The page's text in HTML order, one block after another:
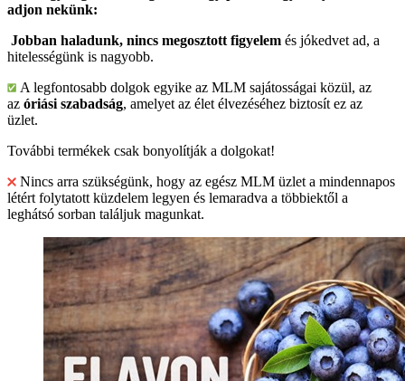
adjon nekünk:
Jobban haladunk, nincs megosztott figyelem és jókedvet ad, a
hitelességünk is nagyobb.
A legfontosabb dolgok egyike az MLM sajátosságai közül, az
az óriási szabadság, amelyet az élet élvezéséhez biztosít ez az
üzlet.
További termékek csak bonyolítják a dolgokat!
Nincs arra szükségünk, hogy az egész MLM üzlet a mindennapos
létért folytatott küzdelem legyen és lemaradva a többiektől a
leghátsó sorban találjuk magunkat.